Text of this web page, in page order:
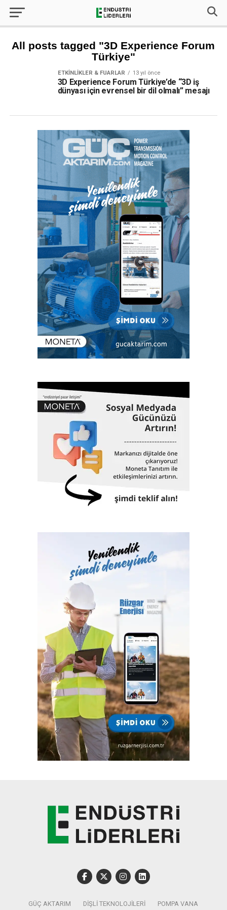
All posts tagged "3D Experience Forum
Türkiye"
ETKINLIKLER & FUARLAR 13 yıl önce
3D Experience Forum Türkiye’de “3D iş
dünyası için evrensel bir dil olmalı” mesajı
GÜÇ AKTARIM DIŞLI TEKNOLOJILERI POMPA VANA